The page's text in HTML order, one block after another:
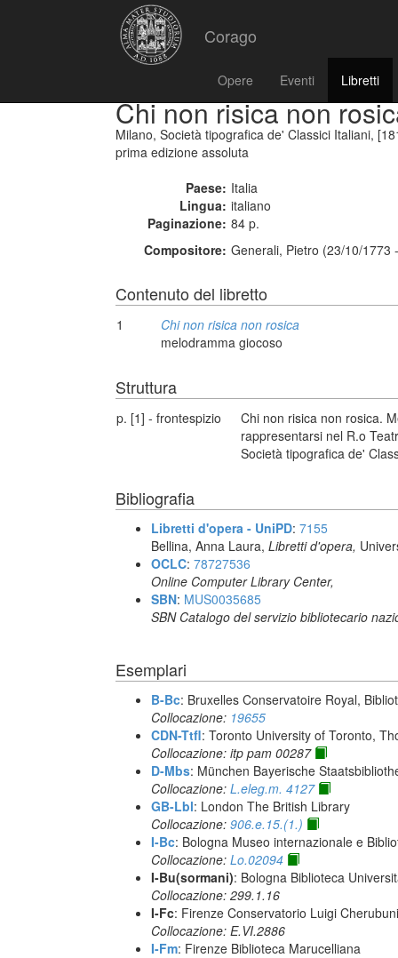
Corago
Opere Eventi Libretti
Chi non risica non
Milano, Società tipografica de' Classici Italiani,
prima edizione assoluta
Paese: Italia
Lingua: italiano
Paginazione: 84 p.
Compositore: Generali, Pietro (23/10/1773
Contenuto del libretto
1
Chi non risica non rosica
melodramma giocoso
Struttura
p. [1] - frontespizio
Chi non risica non rosica.
rappresentarsi nel R.o
Società tipografica de'
Bibliografia
Libretti d'opera - UniPD: 7155
Bellina, Anna Laura, Libretti d'opera,
OCLC: 78727536
Online Computer Library Center,
SBN: MUS0035685
SBN Catalogo del servizio bibliotecario
Esemplari
B-Bc: Bruxelles Conservatoire Royal,
Collocazione: 19655
CDN-Ttfl: Toronto University of Toronto,
Collocazione: itp pam 00287
D-Mbs: München Bayerische
Collocazione: L.eleg.m. 4127
GB-Lbl: London The British Library
Collocazione: 906.e.15.(1.)
I-Bc: Bologna Museo internazionale e
Collocazione: Lo.02094
I-Bu(sormani): Bologna Biblioteca
Collocazione: 299.1.16
I-Fc: Firenze Conservatorio Luigi Cherubuni
Collocazione: E.VI.2886
I-Fm: Firenze Biblioteca Marucelliana